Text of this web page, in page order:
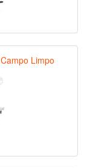
Limpo